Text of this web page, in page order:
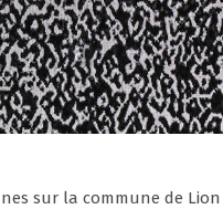
sur la commune de